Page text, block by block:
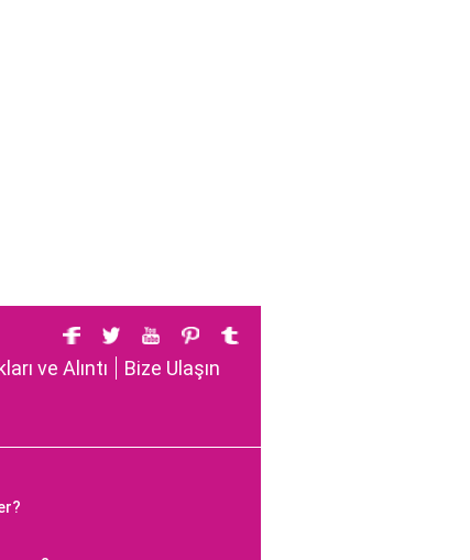
ve Alıntı Bize Ulaşın